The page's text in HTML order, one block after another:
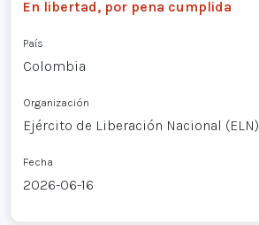
En libertad, por pena cumplida
País
Colombia
Organización
Ejército de Liberación Nacional (ELN)
Fecha
2026-06-16